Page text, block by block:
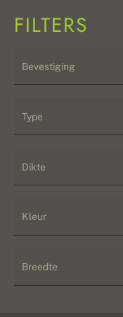
FILTERS
Bevestiging
Type
Dikte
Kleur
Breedte